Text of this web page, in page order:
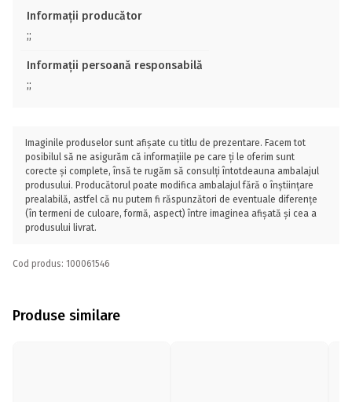
Informații producător
;;
Informații persoană responsabilă
;;
Imaginile produselor sunt afișate cu titlu de prezentare. Facem tot
posibilul să ne asigurăm că informațiile pe care ți le oferim sunt
corecte și complete, însă te rugăm să consulți întotdeauna ambalajul
produsului. Producătorul poate modifica ambalajul fără o înștiințare
prealabilă, astfel că nu putem fi răspunzători de eventuale diferențe
(în termeni de culoare, formă, aspect) între imaginea afișată și cea a
produsului livrat.
Cod produs: 100061546
Produse similare